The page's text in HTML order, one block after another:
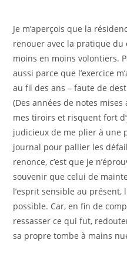
Je m’aperçois que la
renouer avec la pratique du
moins en moins volontiers.
aussi parce que l’exercice
au fil des ans – faute de
(Des années de notes
mes tiroirs et risquent fort
judicieux de me plier à une
journal pour pallier les
renonce, c’est que je
souvenir que celui de
l’esprit sensible au
possible. Car, en fin de
ressasser ce qui fut,
sa propre tombe à mains